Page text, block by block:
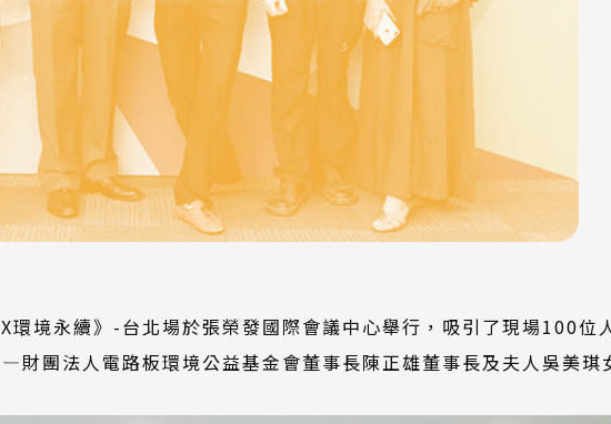
境永續》-台北場於張榮發國際會議中心舉行，吸引了現場100位
團法人電路板環境公益基金會董事長陳正雄董事長及夫人吳美琪